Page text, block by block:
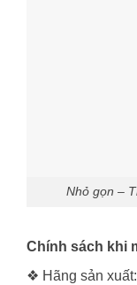
Nhỏ gọn –
Chính sách khi
❖ Hãng sản xuất: